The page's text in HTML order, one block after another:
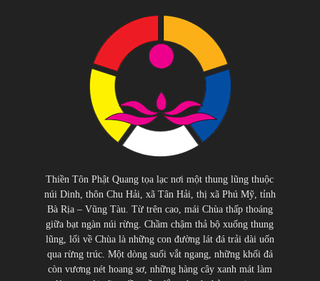
Thiền Tôn Phật Quang tọa lạc nơi một thung lũng thuộc
núi Dinh, thôn Chu Hải, xã Tân Hải, thị xã Phú Mỹ, tỉnh
Bà Rịa – Vũng Tàu. Từ trên cao, mái Chùa thấp thoáng
giữa bạt ngàn núi rừng. Chầm chậm thả bộ xuống thung
lũng, lối về Chùa là những con đường lát đá trải dài uốn
qua rừng trúc. Một dòng suối vắt ngang, những khối đá
còn vương nét hoang sơ, những hàng cây xanh mát làm